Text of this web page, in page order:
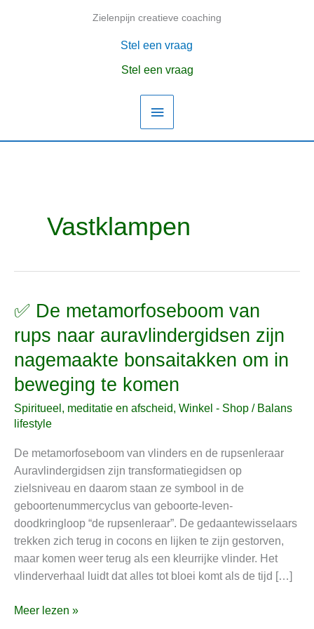
Zielenpijn creatieve coaching
Hoofdmenu
Stel een vraag
Stel een vraag
Vastklampen
✅ De metamorfoseboom van
rups naar auravlindergidsen zijn
nagemaakte bonsaitakken om in
beweging te komen
Spiritueel, meditatie en afscheid, Winkel - Shop / Balans
lifestyle
De metamorfoseboom van vlinders en de rupsenleraar
Auravlindergidsen zijn transformatiegidsen op
zielsniveau en daarom staan ze symbool in de
geboortenummercyclus van geboorte-leven-
doodkringloop “de rupsenleraar”. De gedaantewisselaars
trekken zich terug in cocons en lijken te zijn gestorven,
maar komen weer terug als een kleurrijke vlinder. Het
vlinderverhaal luidt dat alles tot bloei komt als de tijd […]
✅
metamorfoseboom
van
rups
naar
auravlindergidsen
zijn
nagemaakte
bonsaitakken
om
beweging
te
komen
Meer lezen »